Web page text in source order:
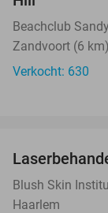
Beachclub
Zandvoort (6 km)
Verkocht: 630
TODAY
Blush Skin
Haarlem